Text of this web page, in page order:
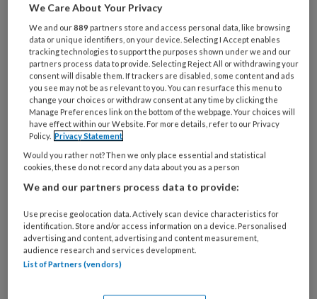
Al een account of abonnement?Log dan in
Wat
is
je
e-
mailadres?
* *
Kies
je
wachtwoord* *
Kies
functie *
Bij
welke
organisatie
We Care About Your Privacy
We and our889 partners store and access personal data, like browsing
data or unique identifiers, on your device. Selecting I Accept enables
tracking technologies to support the purposes shown under we and our
partners process data to provide. Selecting Reject All or withdrawing your
consent will disable them. If trackers are disabled, some content and ads
you see may not be as relevant to you. You can resurface this menu to
change your choices or withdraw consent at any time by clicking the
Manage Preferences link on the bottom of the webpage. Your choices will
have effect within our Website. For more details, refer to our Privacy
Policy. Privacy Statement
Would you rather not? Then we only place essential and statistical
cookies, these do not record any data about you as a person
We and our partners process data to provide:
Use precise geolocation data. Actively scan device characteristics for
identification. Store and/or access information on a device. Personalised
advertising and content, advertising and content measurement,
audience research and services development.
List of Partners (vendors)